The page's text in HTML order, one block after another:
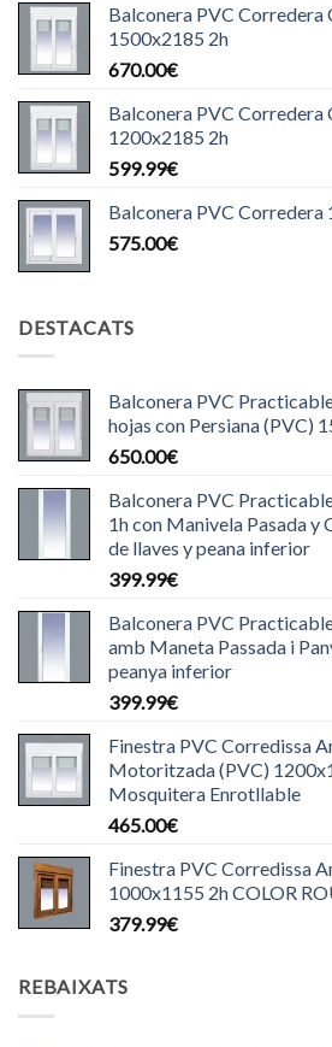
Balconera PVC Corredera
1500x2185 2h
670.00€
Balconera PVC Corredera
1200x2185 2h
599.99€
Balconera PVC Corredera
575.00€
DESTACATS
Balconera PVC
hojas con Persiana (PVC)
650.00€
Balconera PVC
1h con Manivela Pasada y
de llaves y peana inferior
399.99€
Balconera PVC
amb Maneta Passada i
peanya inferior
399.99€
Finestra PVC Corredissa
Motoritzada (PVC)
Mosquitera Enrotllable
465.00€
Finestra PVC Corredissa
1000x1155 2h COLOR
379.99€
REBAIXATS